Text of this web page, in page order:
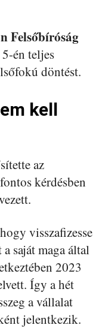
Felsőbíróság
én teljes
döntést.
kell
az
kérdésben
visszafizesse
saját maga által
2023
Így a hét
a vállalat
jelentkezik.